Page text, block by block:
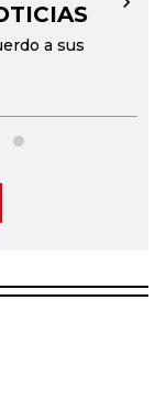
a sus
→